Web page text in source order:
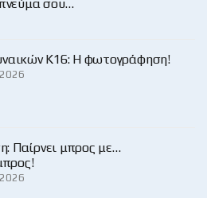
σου…
Κ16: Η φωτογράφηση!
Παίρνει μπρος με…